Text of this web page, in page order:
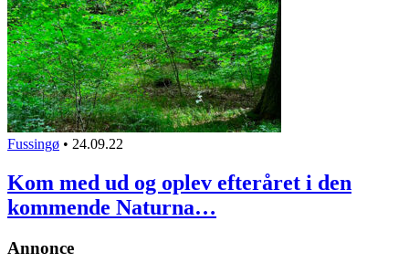
Fussingø • 24.09.22
Kom med ud og oplev efteråret i den
kommende Naturna…
Annonce